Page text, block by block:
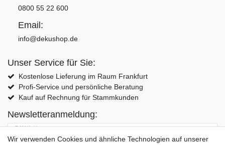
0800 55 22 600
Email:
info@dekushop.de
Unser Service für Sie:
Kostenlose Lieferung im Raum Frankfurt
Profi-Service und persönliche Beratung
Kauf auf Rechnung für Stammkunden
Newsletteranmeldung:
E-MAIL **
Wir verwenden Cookies und ähnliche Technologien auf unserer